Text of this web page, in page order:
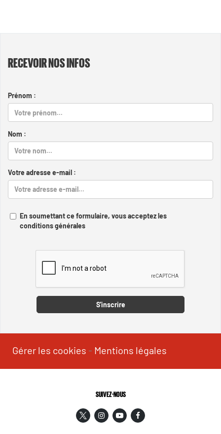
RECEVOIR NOS INFOS
Prénom :
Nom :
Votre adresse e-mail :
En soumettant ce formulaire, vous acceptez les
conditions générales
S'inscrire
Gérer les cookies - Mentions légales
SUIVEZ-NOUS